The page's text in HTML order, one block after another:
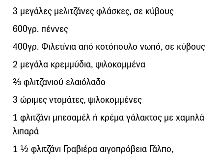
3 μεγάλες μελιτζάνες φλάσκες, σε κύβους
600γρ. πέννες
400γρ. Φιλετίνια από κοτόπουλο νωπό, σε κύβους
2 μεγάλα κρεμμύδια, ψιλοκομμένα
⅔ φλιτζανιού ελαιόλαδο
3 ώριμες ντομάτες, ψιλοκομμένες
1 φλιτζάνι μπεσαμέλ ή κρέμα γάλακτος με χαμηλά
λιπαρά
1 ½ φλιτζάνι Γραβιέρα αιγοπρόβεια Γάλπο,